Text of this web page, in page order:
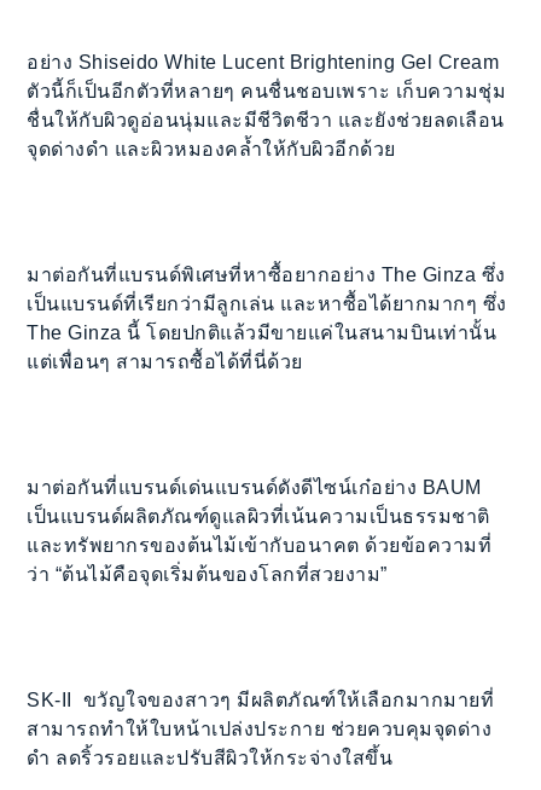
อย่าง Shiseido White Lucent Brightening Gel Cream
ตัวนี้ก็เป็นอีกตัวที่หลายๆ คนชื่นชอบเพราะ เก็บความชุ่ม
ชื่นให้กับผิวดูอ่อนนุ่มและมีชีวิตชีวา และยังช่วยลดเลือน
จุดด่างดำ และผิวหมองคล้ำให้กับผิวอีกด้วย
มาต่อกันที่แบรนด์พิเศษที่หาซื้อยากอย่าง The Ginza ซึ่ง
เป็นแบรนด์ที่เรียกว่ามีลูกเล่น และหาซื้อได้ยากมากๆ ซึ่ง
The Ginza นี้ โดยปกติแล้วมีขายแค่ในสนามบินเท่านั้น
แต่เพื่อนๆ สามารถซื้อได้ที่นี่ด้วย
มาต่อกันที่แบรนด์เด่นแบรนด์ดังดีไซน์เก๋อย่าง BAUM
เป็นแบรนด์ผลิตภัณฑ์ดูแลผิวที่เน้นความเป็นธรรมชาติ
และทรัพยากรของต้นไม้เข้ากับอนาคต ด้วยข้อความที่
ว่า “ต้นไม้คือจุดเริ่มต้นของโลกที่สวยงาม”
SK-II ขวัญใจของสาวๆ มีผลิตภัณฑ์ให้เลือกมากมายที่
สามารถทำให้ใบหน้าเปล่งประกาย ช่วยควบคุมจุดด่าง
ดำ ลดริ้วรอยและปรับสีผิวให้กระจ่างใสขึ้น